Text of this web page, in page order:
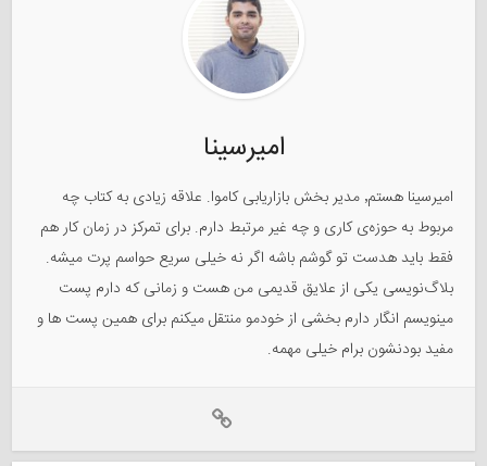
امیرسینا
امیرسینا هستم٬ مدیر بخش بازاریابی کاموا. علاقه زیادی به کتاب چه
مربوط به حوزه‌ی کاری و چه غیر مرتبط دارم. برای تمرکز در زمان کار هم
فقط باید هدست تو گوشم باشه اگر نه خیلی سریع حواسم پرت میشه.
بلاگ‌نویسی یکی از علایق قدیمی من هست و زمانی که دارم پست
مینویسم انگار دارم بخشی از خودمو منتقل میکنم برای همین پست ها و
مفید بودنشون برام خیلی مهمه.